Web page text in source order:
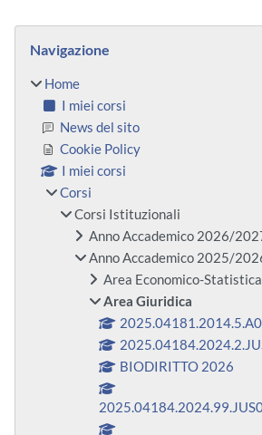
Blocchi
Navigazione
Home
I miei corsi
News del sito
Cookie Policy
I miei corsi
Corsi
Corsi Istituzionali
Anno Accademico 2026/
Anno Accademico 2025/
Area Economico-Statistica
Area Giuridica
BIODIRITTO 2026